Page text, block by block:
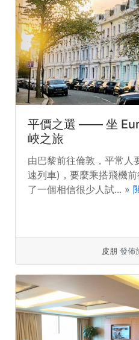
平價之選 —— 坐
峽之旅
由巴黎前往倫敦，平常人
速列車)，要麼乘搭飛機
了一個相信很少人試... »
皮朋 發佈